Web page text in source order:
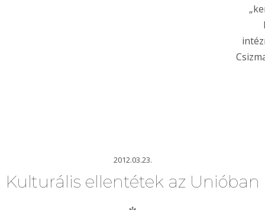
2012.03.23.
Kulturális ellentétek az Unióban